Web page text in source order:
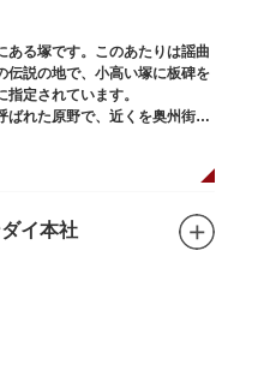
ある塚です。このあたりは謡曲
伝説の地で、小高い塚に板碑を
定されています。
ばれた原野で、近くを奥州街道
なんだ名称です。「梅若伝
、信夫藤太という人買いにさ
重い病にかかりこの地に捨てら
おろして妙亀尼と称し庵を結ん
伝説をもとにしています。
は「弘安十一年戊子五月二十
ものです。しかし妙亀塚と板
イ本社